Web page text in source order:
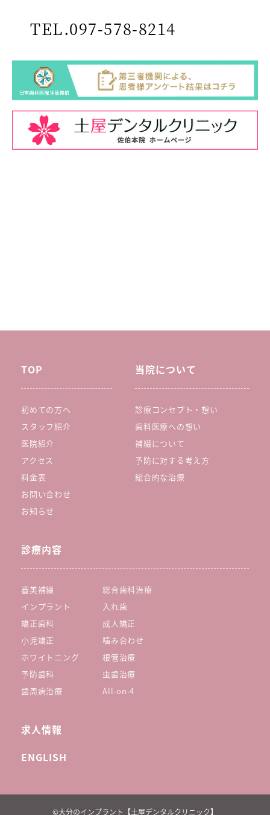
TEL.097-578-8214
TOP
初めての方へ
スタッフ紹介
医院紹介
アクセス
料金表
お問い合わせ
お知らせ
当院について
診療コンセプト・想い
歯科医療への想い
補綴について
予防に対する考え方
総合的な治療
診療内容
審美補綴
総合歯科治療
インプラント
入れ歯
矯正歯科
成人矯正
小児矯正
噛み合わせ
ホワイトニング
根管治療
予防歯科
虫歯治療
歯周病治療
All-on-4
求人情報
ENGLISH
©︎大分のインプラント【土屋デンタルクリニック】